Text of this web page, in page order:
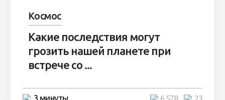
Космос
Какие последствия могут
грозить нашей планете при
встрече со ...
3 минуты